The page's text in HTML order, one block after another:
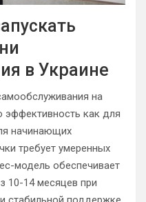
в Украине
на
как для
начинающих
требует умеренных
модель обеспечивает
10-14 месяцев при